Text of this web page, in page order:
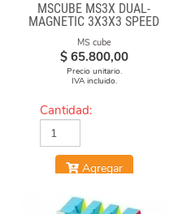
MSCUBE MS3X DUAL-
MAGNETIC 3X3X3 SPEED
CUBE STICKERLESS
MS cube
$ 65.800,00
Precio unitario.
IVA incluido.
Cantidad:
Agregar